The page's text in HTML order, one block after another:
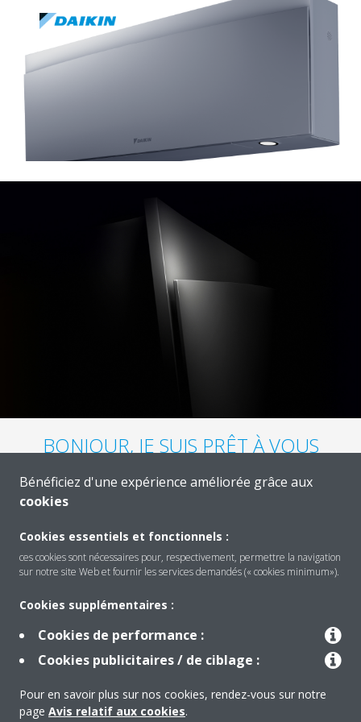
BONJOUR, JE SUIS PRÊT À VOUS
Bénéficiez d'une expérience améliorée grâce aux
cookies
Cookies essentiels et fonctionnels :
ces cookies sont nécessaires pour, respectivement, permettre la navigation
sur notre site Web et fournir les services demandés (« cookies minimum»).
Cookies supplémentaires :
Cookies de performance :
Cookies publicitaires / de ciblage :
Pour en savoir plus sur nos cookies, rendez-vous sur notre
page Avis relatif aux cookies.